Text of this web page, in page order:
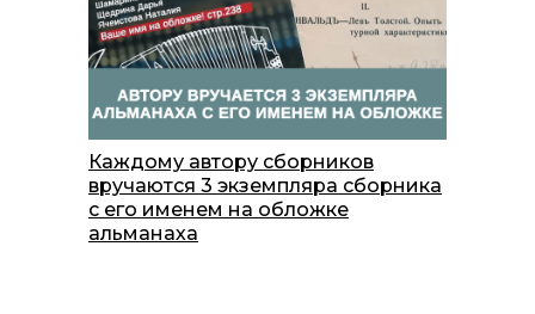
Каждому автору сборников
вручаются 3 экземпляра сборника
с его именем на обложке
альманаха